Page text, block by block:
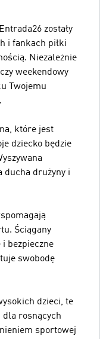
zostały
i fankach piłki
Niezależnie
weekendowy
Twojemu
które jest
dziecko będzie
ducha drużyny i
Ściągany
bezpieczne
swobodę
dzieci, te
rosnących
sportowej